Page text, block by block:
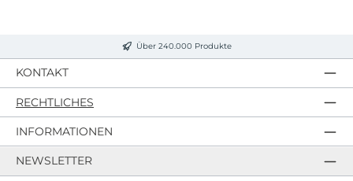
Über 240.000 Produkte
KONTAKT
RECHTLICHES
INFORMATIONEN
NEWSLETTER